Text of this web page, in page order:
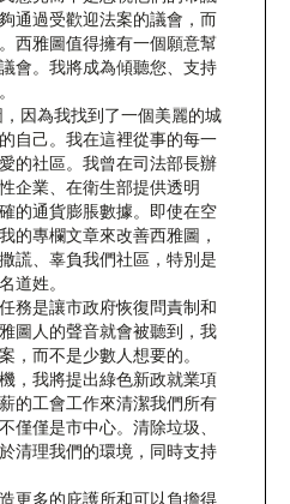
通過受歡迎法案的議會，而
西雅圖值得擁有一個願意幫
會。我將成為傾聽您、支持
因為我找到了一個美麗的城
自己。我在這裡從事的每一
的社區。我曾在司法部長辦
企業、在衛生部提供透明
的通貨膨脹數據。即使在空
的專欄文章來改善西雅圖，
謊、辜負我們社區，特別是
道姓。
務是讓市政府恢復問責制和
圖人的聲音就會被聽到，我
，而不是少數人想要的。
，我將提出綠色新政就業項
的工會工作來清潔我們所有
僅僅是市中心。清除垃圾、
清理我們的環境，同時支持
更多的庇護所和可以負擔得